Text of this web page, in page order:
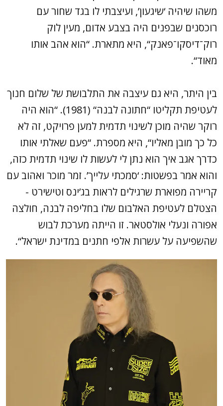
משהו שיהיה ‘שיגעון’, ועיצבתי לו בגד שחור עם
רוכסנים שבפנים היה בצבע אדום, מעין לוק
רוק־דיסקו־פאנק“, היא מתארת. “הוא אהב אותו
מאוד“.
בין היתר, היא גם עיצבה את התלבושת של שלום חנוך
לעטיפת תקליטו “חתונה לבנה“ (1981). “הוא היה
רוקר שהיה מוכן לשינוי תדמית למען פרויקט, זה לא
כל כך מובן מאליו“, היא מספרת. “פעם שאלתי אותו
כדרך אגב איך הוא נתן לי לעשות לו שינוי תדמית כזה,
והוא אמר בפשטות: ‘סמכתי עלייך’. זמר מוכר ואהוב עם
קריירה מפוארת שרגילים לראות בג’ינס וטישירט -
הצטלם לעטיפת האלבום שלו בחליפה לבנה, חולצה
אפורה ונעלי אולסטאר. זו הייתה מערכת לבוש
שהשפיעה על עשרות אלפי חתנים במדינת ישראל“.